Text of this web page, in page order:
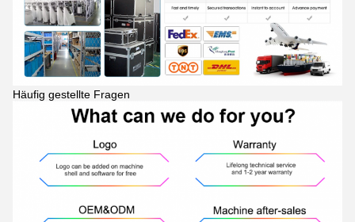
Häufig gestellte Fragen